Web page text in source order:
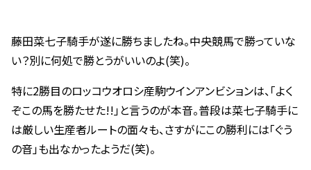
藤田菜七子騎手が遂に勝ちましたね。中央競馬で勝っていな
い？別に何処で勝とうがいいのよ(笑)。
特に2勝目のロッコウオロシ産駒ウインアンビションは、｢よく
ぞこの馬を勝たせた!!｣と言うのが本音。普段は菜七子騎手に
は厳しい生産者ルートの面々も、さすがにこの勝利には｢ぐう
の音｣も出なかったようだ(笑)。